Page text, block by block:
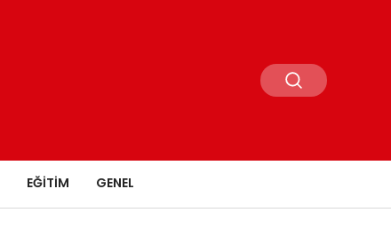
EĞITIM GENEL